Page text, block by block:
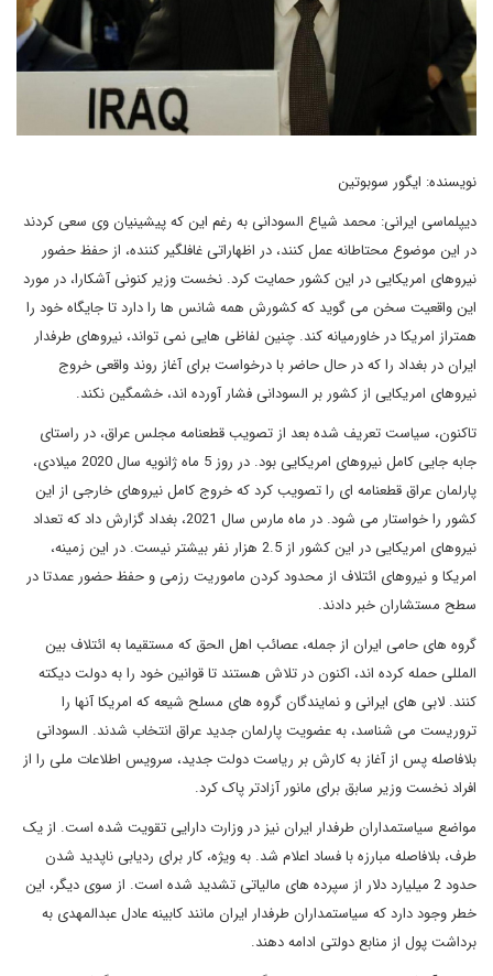
نویسنده: ایگور سوبوتین
دیپلماسی ایرانی: محمد شیاع السودانی به رغم این که پیشینیان وی سعی کردند
در این موضوع محتاطانه عمل کنند، در اظهاراتی غافلگیر کننده، از حفظ حضور
نیروهای امریکایی در این کشور حمایت کرد. نخست وزیر کنونی آشکارا، در مورد
این واقعیت سخن می گوید که کشورش همه شانس ها را دارد تا جایگاه خود را
همتراز امریکا در خاورمیانه کند. چنین لفاظی هایی نمی تواند، نیروهای طرفدار
ایران در بغداد را که در حال حاضر با درخواست برای آغاز روند واقعی خروج
نیروهای امریکایی از کشور بر السودانی فشار آورده اند، خشمگین نکند.
تاکنون، سیاست تعریف شده بعد از تصویب قطعنامه مجلس عراق، در راستای
جابه جایی کامل نیروهای امریکایی بود. در روز 5 ماه ژانویه سال 2020 میلادی،
پارلمان عراق قطعنامه ای را تصویب کرد که خروج کامل نیروهای خارجی از این
کشور را خواستار می شود. در ماه مارس سال 2021، بغداد گزارش داد که تعداد
نیروهای امریکایی در این کشور از 2.5 هزار نفر بیشتر نیست. در این زمینه،
امریکا و نیروهای ائتلاف از محدود کردن ماموریت رزمی و حفظ حضور عمدتا در
سطح مستشاران خبر دادند.
گروه های حامی ایران از جمله، عصائب اهل الحق که مستقیما به ائتلاف بین
المللی حمله کرده اند، اکنون در تلاش هستند تا قوانین خود را به دولت دیکته
کنند. لابی های ایرانی و نمایندگان گروه های مسلح شیعه که امریکا آنها را
تروریست می شناسد، به عضویت پارلمان جدید عراق انتخاب شدند. السودانی
بلافاصله پس از آغاز به کارش بر ریاست دولت جدید، سرویس اطلاعات ملی را از
افراد نخست وزیر سابق برای مانور آزادتر پاک کرد.
مواضع سیاستمداران طرفدار ایران نیز در وزارت دارایی تقویت شده است. از یک
طرف، بلافاصله مبارزه با فساد اعلام شد. به ویژه، کار برای ردیابی ناپدید شدن
حدود 2 میلیارد دلار از سپرده های مالیاتی تشدید شده است. از سوی دیگر، این
خطر وجود دارد که سیاستمداران طرفدار ایران مانند کابینه عادل عبدالمهدی به
برداشت پول از منابع دولتی ادامه دهند.